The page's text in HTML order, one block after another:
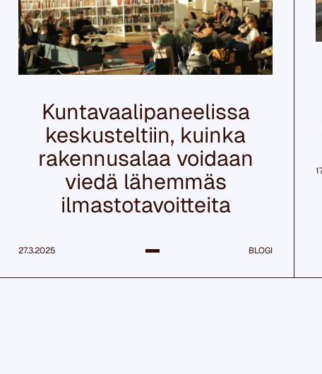
Kuntavaalipaneelissa
keskusteltiin, kuinka
rakennusalaa voidaan
viedä lähemmäs
ilmastotavoitteita
27.3.2025 BLOGI